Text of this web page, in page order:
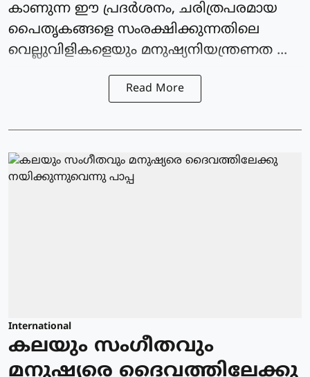
കാണുന്ന ഈ പ്രദര്‍ശനം, ചരിത്രപരമായ
പൈതൃകങ്ങളെ സംരക്ഷിക്കുന്നതിലെ
വെല്ലുവിളികളെയും മനുഷ്യനിയന്ത്രണത ...
Read More
International
കലയും സംഗീതവും
മനുഷ്യരെ ദൈവത്തിലേക്കു